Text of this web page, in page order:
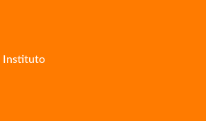
Instituto